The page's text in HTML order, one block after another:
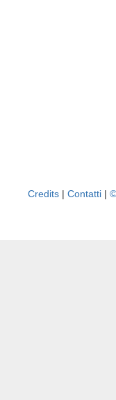
Credits | Contatti |